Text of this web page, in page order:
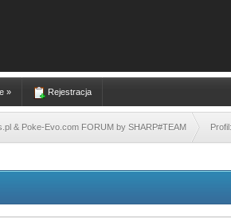
» Rejestracja
& Poke-Evo.com FORUM by SHARP#TEAM